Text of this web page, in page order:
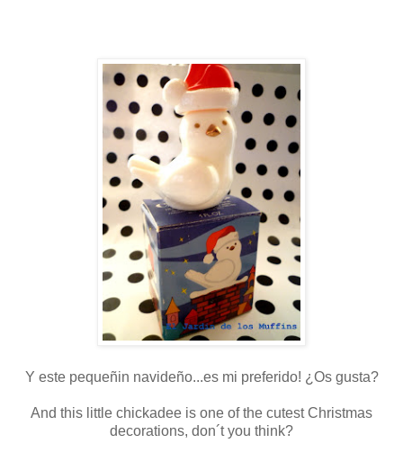
Y este pequeñin navideño...es mi preferido! ¿Os gusta?
And this little chickadee is one of the cutest Christmas
decorations, don´t you think?